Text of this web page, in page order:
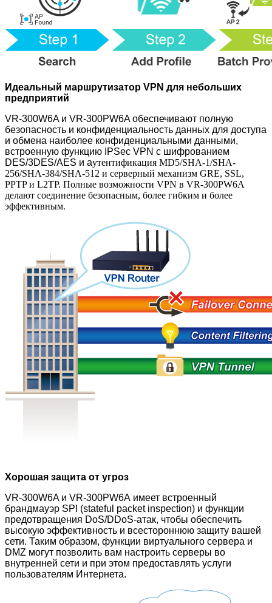
Идеальный маршрутизатор VPN для небольших
предприятий
VR-300W6A и VR-300PW6A обеспечивают полную
безопасность и конфиденциальность данных для доступа
и обмена наиболее конфиденциальными данными,
встроенную функцию IPSec VPN с шифрованием
DES/3DES/AES и аутентификация MD5/SHA-1/SHA-
256/SHA-384/SHA-512 и серверный механизм GRE, SSL,
PPTP и L2TP. Полные возможности VPN в VR-300PW6A
делают соединение безопасным, более гибким и более
эффективным.
Хорошая защита от угроз
VR-300W6A и VR-300PW6A имеет встроенный
брандмауэр SPI (stateful packet inspection) и функции
предотвращения DoS/DDoS-атак, чтобы обеспечить
высокую эффективность и всестороннюю защиту вашей
сети. Таким образом, функции виртуального сервера и
DMZ могут позволить вам настроить серверы во
внутренней сети и при этом предоставлять услуги
пользователям Интернета.